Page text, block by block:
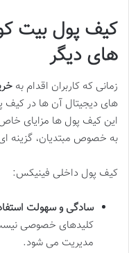
کیف پول بیت
های دیگر
زمانی که کاربران اقدام به
های دیجیتال آن ها در
این کیف پول ها مزایای خاص
به خصوص مبتدیان، گزینه
کیف پول داخلی فینیکس:
سادگی و سهولت
کلیدهای خصوصی
مدیریت می شود.